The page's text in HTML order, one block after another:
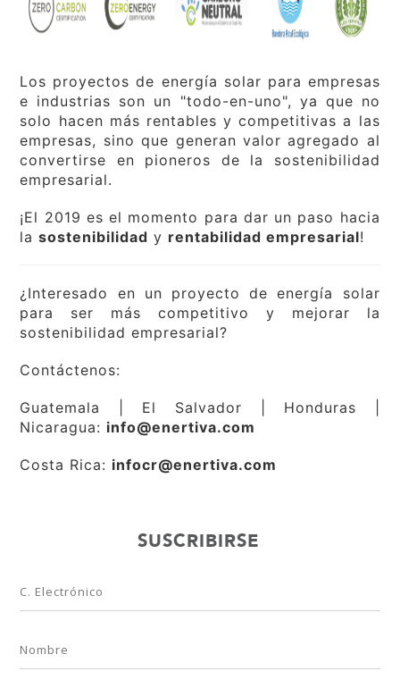
Los proyectos de energía solar para empresas
e industrias son un "todo-en-uno", ya que no
solo hacen más rentables y competitivas a las
empresas, sino que generan valor agregado al
convertirse en pioneros de la sostenibilidad
empresarial.
¡El 2019 es el momento para dar un paso hacia
lasostenibilidad y rentabilidad empresarial!
¿Interesado en un proyecto de energía solar
para ser más competitivo y mejorar la
sostenibilidad empresarial?
Contáctenos:
Guatemala | El Salvador | Honduras |
Nicaragua: info@enertiva.com
Costa Rica: infocr@enertiva.com
SUSCRIBIRSE